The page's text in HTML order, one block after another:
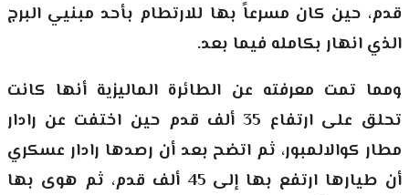
قدم، حين كان مسرعاً بها للارتطام بأحد مبنيي البرج
الذي انهار بكامله فيما بعد.
ومما تمت معرفته عن الطائرة الماليزية أنها كانت
تحلق على ارتفاع 35 ألف قدم حين اختفت عن رادار
مطار كوالالمبور، ثم اتضح بعد أن رصدها رادار عسكري
أن طيارها ارتفع بها إلى 45 ألف قدم، ثم هوى بها